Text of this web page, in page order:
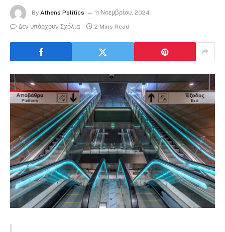
By Athens Politics
11 Νοεμβρίου, 2024
Δεν υπάρχουν Σχόλια
2 Mins Read